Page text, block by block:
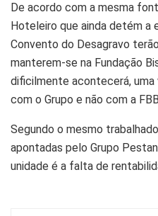
De acordo com a mesma
Hoteleiro que ainda detém a
Convento do Desagravo
manterem-se na Fundação
dificilmente acontecerá, uma
com o Grupo e não com a
Segundo o mesmo
apontadas pelo Grupo
unidade é a falta de